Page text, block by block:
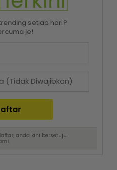
setiap hari?
je!
anda kini bersetuju